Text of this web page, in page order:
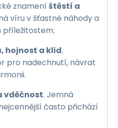
znamení štěstí a
víru v šťastné náhody a
hojnost a klid.
pro nadechnutí, návrat
vděčnost. Jemná
často přichází